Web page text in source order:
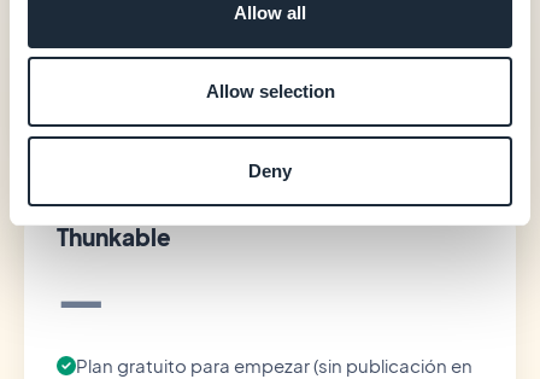
Allow all
Allow selection
Deny
20 extensiones incluidas
Soporte de publicación en las stores (GBTC)
Thunkable
—
Plan gratuito para empezar (sin publicación en